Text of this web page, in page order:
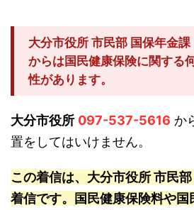
大分市役所 市民部 国保年金
からは国民健康保険に関する
性があります。
大分市役所 097-537-5616 か
置をしてはいけません。
この着信は、大分市役所 市民
着信です。国民健康保険料や